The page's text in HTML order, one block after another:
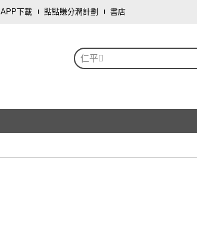
APP下載 點點賺分潤計劃 書店
仁平